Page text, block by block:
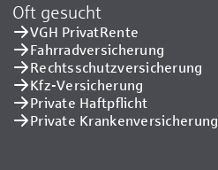
Oft gesucht
VGH PrivatRente
Fahrradversicherung
Rechtsschutzversicherung
Kfz-Versicherung
Private Haftpflicht
Private Kranken­versicherung